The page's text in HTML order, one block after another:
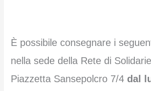
È possibile consegnare i
nella sede della Rete di
Piazzetta Sansepolcro 7/4 dal